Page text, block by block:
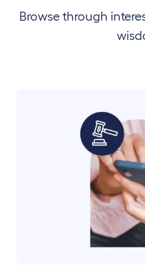
Browse through